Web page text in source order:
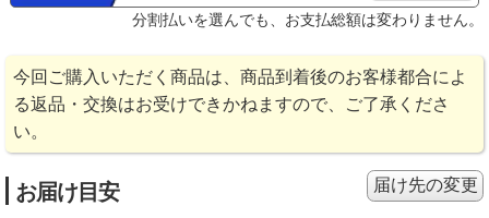
分割払いを選んでも、お支払総額は変わりません。
今回ご購入いただく商品は、商品到着後のお客様都合によ
る返品・交換はお受けできかねますので、ご了承くださ
い。
お届け目安
届け先の変更